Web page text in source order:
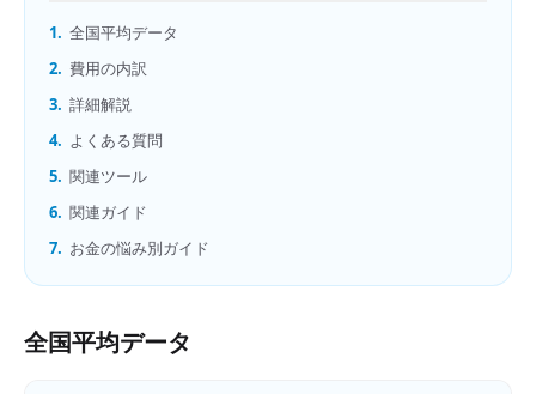
1. 全国平均データ
2. 費用の内訳
3. 詳細解説
4. よくある質問
5. 関連ツール
6. 関連ガイド
7. お金の悩み別ガイド
全国平均データ